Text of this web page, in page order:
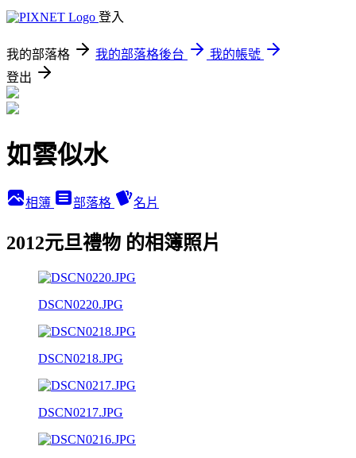
登入
我的部落格 我的部落格後台
我的帳號
登出
如雲似水
相簿 部落格 名片
2012元旦禮物 的相簿照片
DSCN0220.JPG
DSCN0218.JPG
DSCN0217.JPG